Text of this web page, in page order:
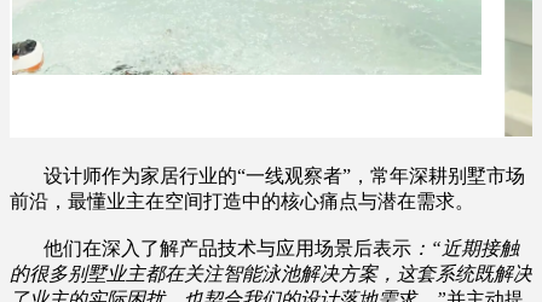
设计师作为家居行业的“一线观察者”，常年深耕别墅市场
前沿，最懂业主在空间打造中的核心痛点与潜在需求。
他们在深入了解产品技术与应用场景后表示 ：“近期接触
的很多别墅业主都在关注智能泳池解决方案，这套系统既解决